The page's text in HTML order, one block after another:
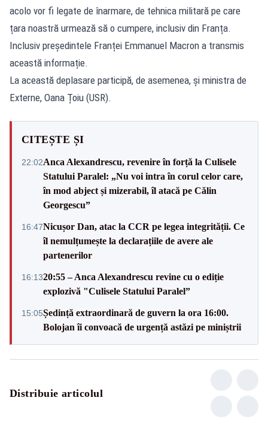
acolo vor fi legate de înarmare, de tehnica militară pe care
țara noastră urmează să o cumpere, inclusiv din Franța.
Inclusiv președintele Franței Emmanuel Macron a transmis
această informație.
La această deplasare participă, de asemenea, și ministra de
Externe, Oana Țoiu (USR).
CITEȘTE ȘI
22:02Anca Alexandrescu, revenire în forță la Culisele
Statului Paralel: „Nu voi intra în corul celor care,
în mod abject și mizerabil, îl atacă pe Călin
Georgescu”
16:47Nicușor Dan, atac la CCR pe legea integrității. Ce
îl nemulțumește la declarațiile de avere ale
partenerilor
16:1320:55 – Anca Alexandrescu revine cu o ediție
explozivă "Culisele Statului Paralel”
15:05Ședință extraordinară de guvern la ora 16:00.
Bolojan îi convoacă de urgență astăzi pe miniștrii
Distribuie articolul